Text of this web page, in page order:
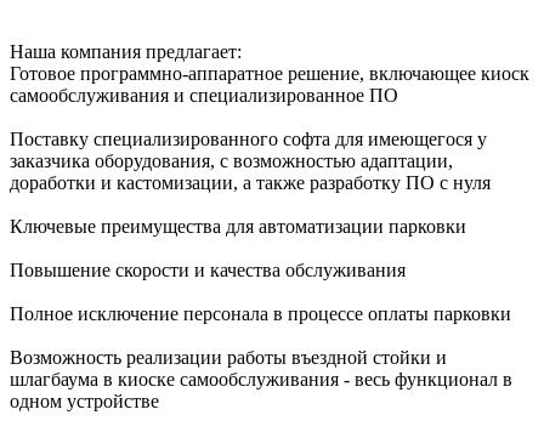
Наша компания предлагает:
Готовое программно-аппаратное решение, включающее киоск
самообслуживания и специализированное ПО
Поставку специализированного софта для имеющегося у
заказчика оборудования, с возможностью адаптации,
доработки и кастомизации, а также разработку ПО с нуля
Ключевые преимущества для автоматизации парковки
Повышение скорости и качества обслуживания
Полное исключение персонала в процессе оплаты парковки
Возможность реализации работы въездной стойки и
шлагбаума в киоске самообслуживания - весь функционал в
одном устройстве